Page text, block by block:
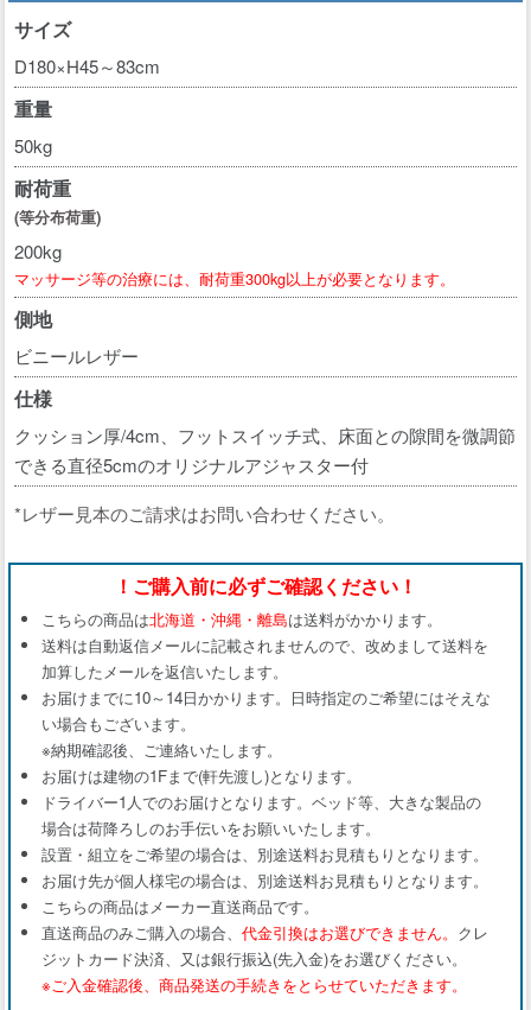
サイズ
D180×H45～83cm
重量
50kg
耐荷重
(等分布荷重)
200kg
マッサージ等の治療には、耐荷重300kg以上が必要となります。
側地
ビニールレザー
仕様
クッション厚/4cm、フットスイッチ式、床面との隙間を微調節
できる直径5cmのオリジナルアジャスター付
*レザー見本のご請求はお問い合わせください。
！ご購入前に必ずご確認ください！
こちらの商品は北海道・沖縄・離島は送料がかかります。
送料は自動返信メールに記載されませんので、改めまして送料を
加算したメールを返信いたします。
お届けまでに10～14日かかります。日時指定のご希望にはそえな
い場合もございます。
※納期確認後、ご連絡いたします。
お届けは建物の1Fまで(軒先渡し)となります。
ドライバー1人でのお届けとなります。ベッド等、大きな製品の
場合は荷降ろしのお手伝いをお願いいたします。
設置・組立をご希望の場合は、別途送料お見積もりとなります。
お届け先が個人様宅の場合は、別途送料お見積もりとなります。
こちらの商品はメーカー直送商品です。
直送商品のみご購入の場合、 代金引換はお選びできません。 クレ
ジットカード決済、又は銀行振込(先入金)をお選びください。
※ご入金確認後、商品発送の手続きをとらせていただきます。